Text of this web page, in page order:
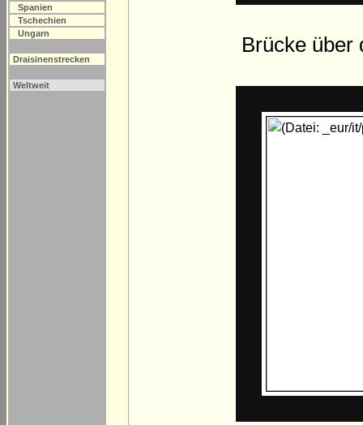
Spanien
Tschechien
Ungarn
Draisinenstrecken
Weltweit
Brücke über